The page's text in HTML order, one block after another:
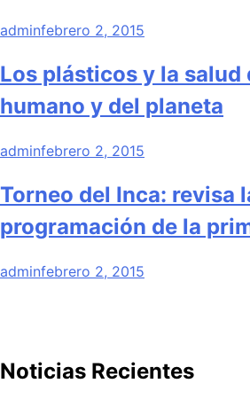
adminfebrero 2, 2015
Los plásticos y la salud
humano y del planeta
adminfebrero 2, 2015
Torneo del Inca: revisa
programación de la
adminfebrero 2, 2015
Noticias Recientes